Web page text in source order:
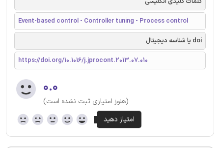
Event-based control - Controller tuning - Process control
doi یا شناسه دیجیتال
https://doi.org/10.1016/j.jprocont.2013.07.010
۰.۰
(هنوز امتیازی ثبت نشده است)